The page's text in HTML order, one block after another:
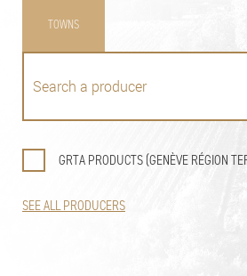
TOWNS
GRTA PRODUCTS (GENÈVE RÉGION
SEE ALL PRODUCERS